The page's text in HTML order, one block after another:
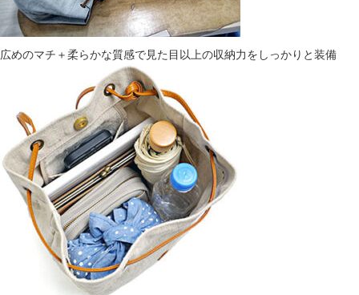
広めのマチ＋柔らかな質感で見た目以上の収納力をしっかりと装備